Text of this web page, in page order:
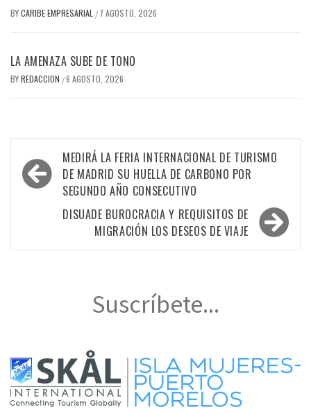
BYCARIBE EMPRESARIAL / 7 AGOSTO, 2026
LA AMENAZA SUBE DE TONO
BYREDACCION /6 AGOSTO, 2026
Navegación
de
entradas
MEDIRÁ LA FERIA INTERNACIONAL DE TURISMO
DE MADRID SU HUELLA DE CARBONO POR
SEGUNDO AÑO CONSECUTIVO
DISUADE BUROCRACIA Y REQUISITOS DE
MIGRACIÓN LOS DESEOS DE VIAJE
Suscríbete...